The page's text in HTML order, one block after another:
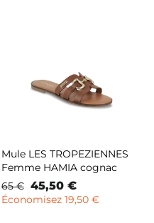
Mule LES TROPEZIENNES
Femme HAMIA cognac
Prix
normal
65 € Prix
remisé
45,50 €
Économisez 19,50 €